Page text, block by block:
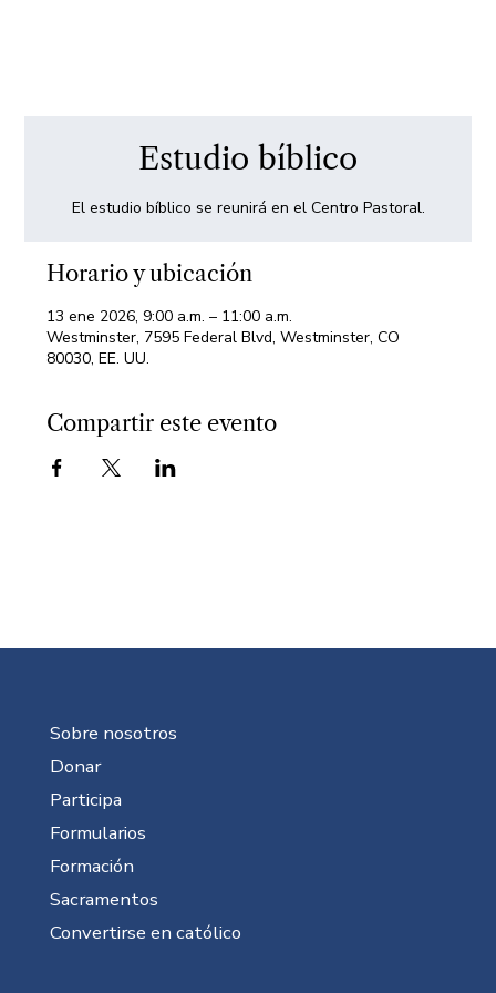
Estudio bíblico
El estudio bíblico se reunirá en el Centro Pastoral.
Horario y ubicación
13 ene 2026, 9:00 a.m. – 11:00 a.m.
Westminster, 7595 Federal Blvd, Westminster, CO
80030, EE. UU.
Compartir este evento
Sobre nosotros
Donar
Participa
Formularios
Formación
Sacramentos
Convertirse en católico